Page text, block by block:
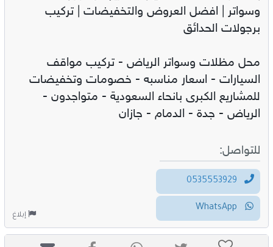
وسواتر | افضل العروض والتخفيضات | تركيب
برجولات الحدائق
محل مظلات وسواتر الرياض - تركيب مواقف
السيارات - اسعار مناسبه - خصومات وتخفيضات
للمشاريع الكبرى بانحاء السعودية - متواجدون -
الرياض - جدة - الدمام - جازان
للتواصل:
إبلاغ